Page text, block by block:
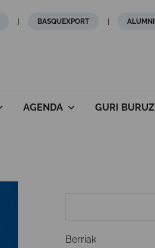
BASQUEXPORT ALUMNI
AGENDA GURI BURUZ
Berriak